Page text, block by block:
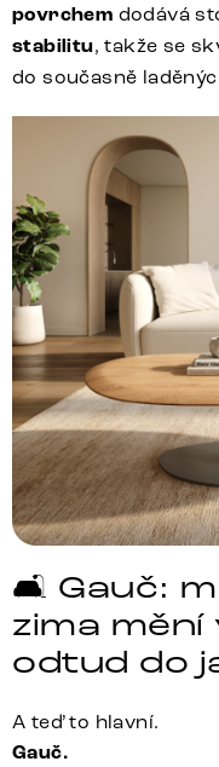
povrchem dodává
stabilitu, takže se
do současně
🛋️ Gauč:
zima mění
odtud do
A teď to hlavní.
Gauč.